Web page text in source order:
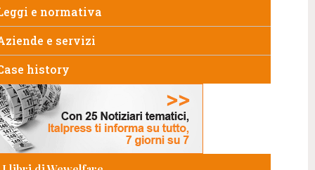
e normativa
e servizi
history